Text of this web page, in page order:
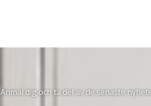
Anmäl dig och ta del av de senaste